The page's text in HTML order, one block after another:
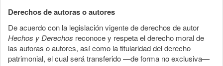
Derechos de autoras o autores
De acuerdo con la legislación vigente de derechos de autor
Hechos y Derechos reconoce y respeta el derecho moral de
las autoras o autores, así como la titularidad del derecho
patrimonial, el cual será transferido —de forma no exclusiva—